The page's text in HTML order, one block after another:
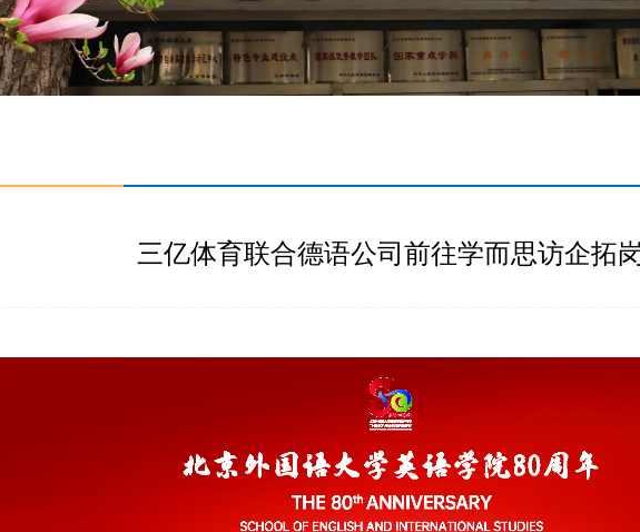
三亿体育联合德语公司前往学而思访企拓